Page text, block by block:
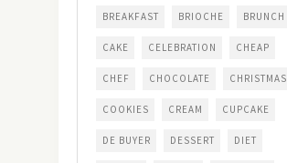
BREAKFAST BRIOCHE BRUNCH
CAKE CELEBRATION CHEAP
CHEF CHOCOLATE CHRISTMAS
COOKIES CREAM CUPCAKE
DE BUYER DESSERT DIET